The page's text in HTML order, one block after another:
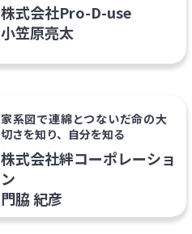
株式会社Pro-D-use
小笠原亮太
家系図で連綿とつないだ命の大
切さを知り、自分を知る
株式会社絆コーポレーショ
ン
門脇 紀彦